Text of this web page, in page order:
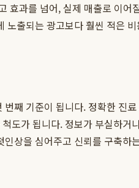
과를 넘어, 실제 매출로 이
출되는 광고보다 훨씬 적은
째 기준이 됩니다. 정확한 진
가 됩니다. 정보가 부실하
상을 심어주고 신뢰를 구축하